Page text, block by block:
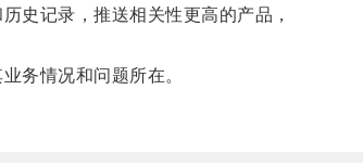
史记录，推送相关性更高的产品，
务情况和问题所在。